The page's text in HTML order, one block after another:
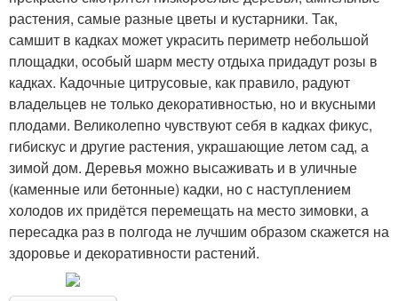
растения, самые разные цветы и кустарники. Так,
самшит в кадках может украсить периметр небольшой
площадки, особый шарм месту отдыха придадут розы в
кадках. Кадочные цитрусовые, как правило, радуют
владельцев не только декоративностью, но и вкусными
плодами. Великолепно чувствуют себя в кадках фикус,
гибискус и другие растения, украшающие летом сад, а
зимой дом. Деревья можно высаживать и в уличные
(каменные или бетонные) кадки, но с наступлением
холодов их придётся перемещать на место зимовки, а
пересадка раз в полгода не лучшим образом скажется на
здоровье и декоративности растений.